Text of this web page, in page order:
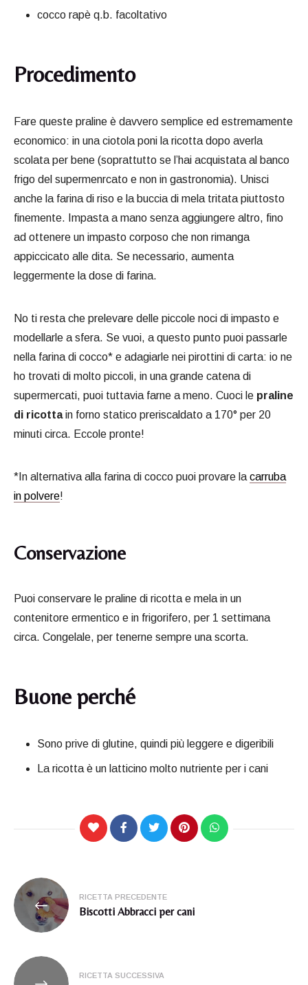
cocco rapè q.b. facoltativo
Procedimento
Fare queste praline è davvero semplice ed estremamente
economico: in una ciotola poni la ricotta dopo averla
scolata per bene (soprattutto se l’hai acquistata al banco
frigo del supermenrcato e non in gastronomia). Unisci
anche la farina di riso e la buccia di mela tritata piuttosto
finemente. Impasta a mano senza aggiungere altro, fino
ad ottenere un impasto corposo che non rimanga
appiccicato alle dita. Se necessario, aumenta
leggermente la dose di farina.
No ti resta che prelevare delle piccole noci di impasto e
modellarle a sfera. Se vuoi, a questo punto puoi passarle
nella farina di cocco* e adagiarle nei pirottini di carta: io ne
ho trovati di molto piccoli, in una grande catena di
supermercati, puoi tuttavia farne a meno. Cuoci le praline
di ricottain forno statico preriscaldato a 170° per 20
minuti circa. Eccole pronte!
*In alternativa alla farina di cocco puoi provare la carruba
in polvere!
Conservazione
Puoi conservare le praline di ricotta e mela in un
contenitore ermentico e in frigorifero, per 1 settimana
circa. Congelale, per tenerne sempre una scorta.
Buone perché
Sono prive di glutine, quindi più leggere e digeribili
La ricotta è un latticino molto nutriente per i cani
Navigazione
articoli
RICETTA PRECEDENTE
Biscotti Abbracci per cani
RICETTA SUCCESSIVA